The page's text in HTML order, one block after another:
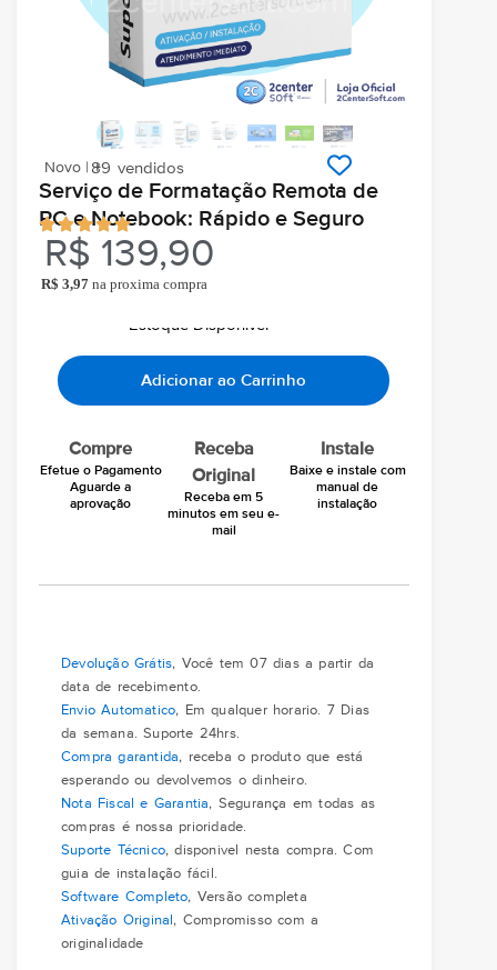
Novo | +89 vendidos
Serviço de Formatação Remota de
PC e Notebook: Rápido e Seguro
R$ 139,90
Chegará grátis hojeEm seu email
Ao comprar você ganha
Estoque Disponivel
Devolução Grátis, Você tem 07 dias a partir da
data de recebimento.
Envio Automatico, Em qualquer horario. 7 Dias
da semana. Suporte 24hrs.
Compra garantida, receba o produto que está
esperando ou devolvemos o dinheiro.
Nota Fiscal e Garantia, Segurança em todas as
compras é nossa prioridade.
Suporte Técnico, disponivel nesta compra. Com
guia de instalação fácil.
Software Completo, Versão completa
Ativação Original , Compromisso com a
originalidade
R$ 3,97 na proxima compra
Adicionar ao Carrinho
Compre
Efetue o Pagamento
Aguarde a
aprovação
Receba
Original
Receba em 5
minutos em seu e-
mail
Instale
Baixe e instale com
manual de
instalação